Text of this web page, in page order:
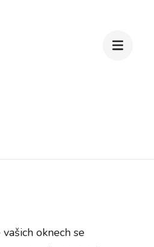
oknech se